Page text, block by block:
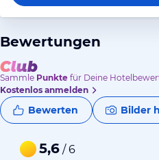
Bewertungen
Sammle Punkte für Deine
Kostenlos anmelden
Bewerten Bilder
5,6 / 6